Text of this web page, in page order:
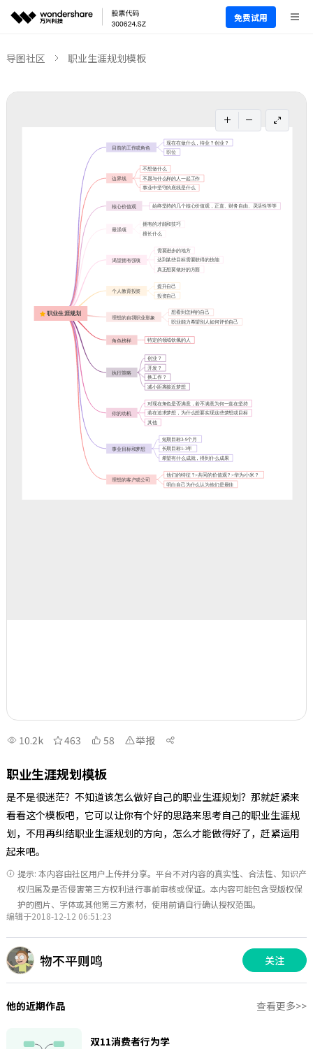
免费试用
导图社区 职业生涯规划模板
10.2k 463 58 举报
职业生涯规划模板
是不是很迷茫？不知道该怎么做好自己的职业生涯规划？那就赶紧来
看看这个模板吧，它可以让你有个好的思路来思考自己的职业生涯规
划，不用再纠结职业生涯规划的方向，怎么才能做得好了，赶紧运用
起来吧。
提示: 本内容由社区用户上传并分享。平台不对内容的真实性、合法性、知识产
权归属及是否侵害第三方权利进行事前审核或保证。本内容可能包含受版权保
护的图片、字体或其他第三方素材，使用前请自行确认授权范围。
编辑于2018-12-12 06:51:23
物不平则鸣 关注
他的近期作品 查看更多>>
双11消费者行为学